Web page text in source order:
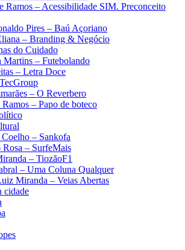
Ramos – Acessibilidade SIM. Preconceito
Pires – Baú Açoriano
– Branding & Negócio
do Cuidado
Martins – Futebolando
– Letra Doce
– O Reverbero
– Papo de boteco
– Sankofa
Rosa​ – SurfeMais
– TiozãoF1
– Uma Coluna Qualquer
Miranda – Veias Abertas
cidade